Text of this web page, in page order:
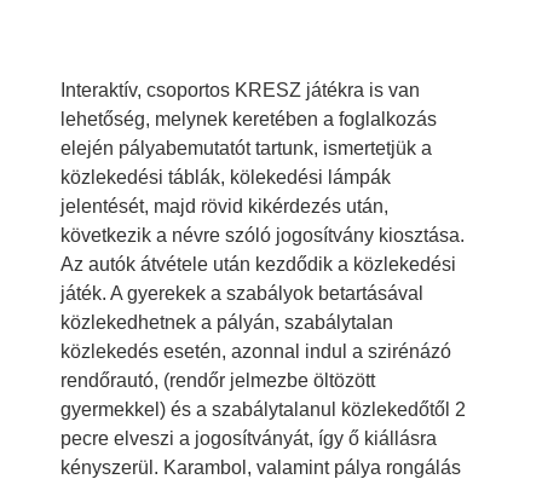
Interaktív, csoportos KRESZ játékra is van
lehetőség, melynek keretében a foglalkozás
elején pályabemutatót tartunk, ismertetjük a
közlekedési táblák, kölekedési lámpák
jelentését, majd rövid kikérdezés után,
következik a névre szóló jogosítvány kiosztása.
Az autók átvétele után kezdődik a közlekedési
játék. A gyerekek a szabályok betartásával
közlekedhetnek a pályán, szabálytalan
közlekedés esetén, azonnal indul a szirénázó
rendőrautó, (rendőr jelmezbe öltözött
gyermekkel) és a szabálytalanul közlekedőtől 2
pecre elveszi a jogosítványát, így ő kiállásra
kényszerül. Karambol, valamint pálya rongálás